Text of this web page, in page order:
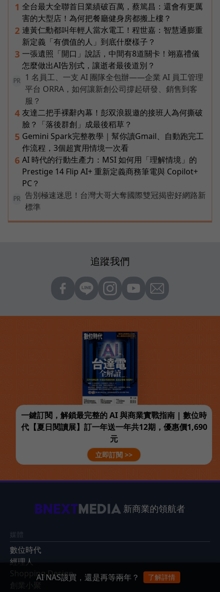
1 全台最大全聯首日業績破百萬，蔡篤昌：還會有更厲
害的大型店！為何把餐廳健身房都搬上樓？
2 連黃仁勳都叫年輕人當水電工！程世嘉：智慧通膨重
新定義「有價值的人」到底什麼樣子？
3 一張遺照「開口」說話，中間有8道關卡！翊嘉禮儀
怎麼做出AI告別式，讓逝者最後道別？
PR
1 名員工、一支 AI 團隊全包辦——企業 AI 員工管理
平台 ORRA，如何讓新創公司撐起研發、銷售到客
服？
4 友達二把手裸辭內幕！彭双浪親邀的接班人為何撕破
臉？「落後群創」成最後稻草？
5 Gemini Spark完整教學｜幫你讀Gmail、自動跑完工
作流程，3個超實用情境一次看
6 AI 時代的行動生產力：MSI 如何用「理解情境」的
Prestige 14 Flip AI+ 重新定義商務筆電與 Copilot+
PC？
PR
告別極速迷思！台灣大哥大奪國際雙冠揭密好網路新
標準
追蹤我們
一鍵訂閱，解鎖最完整的 AI 與商業實戰指南 | 數位時
代【夏日閱讀展】訂一年送一年共12期，優惠價1,690
元
立即訂閱 >>
新商業的領航者
媒體
數位時代
經理人
Shopping Design
AI NAS該買，還是再等兩年？ 了解詳情